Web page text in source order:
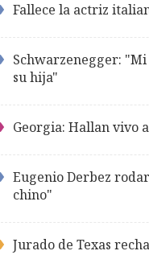
Fallece la actriz
Schwarzenegger:
su hija"
Georgia: Hallan vivo
Eugenio Derbez
chino"
Jurado de Texas